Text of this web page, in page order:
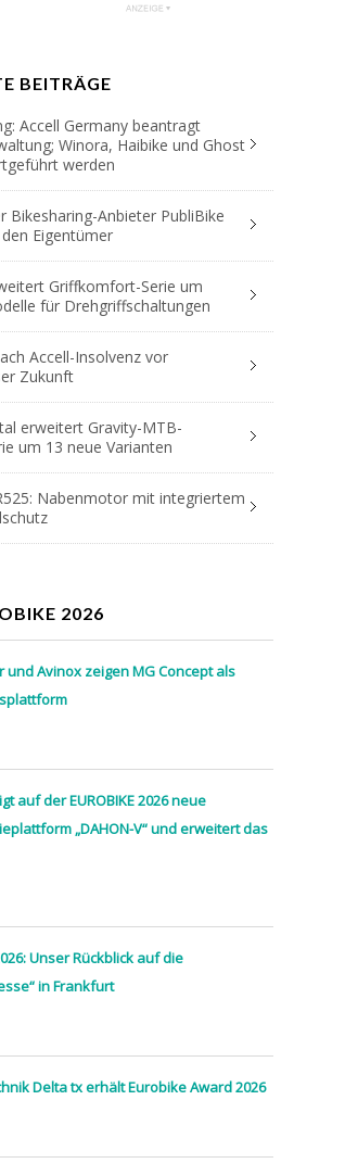
BEITRÄGE
Accell Germany beantragt
Winora, Haibike und Ghost
werden
Bikesharing-Anbieter PubliBike
Eigentümer
Griffkomfort-Serie um
für Drehgriffschaltungen
Accell-Insolvenz vor
Zukunft
erweitert Gravity-MTB-
um 13 neue Varianten
Nabenmotor mit integriertem
2026
und Avinox zeigen MG Concept als
auf der EUROBIKE 2026 neue
„DAHON-V“ und erweitert das
Unser Rückblick auf die
in Frankfurt
Delta tx erhält Eurobike Award 2026